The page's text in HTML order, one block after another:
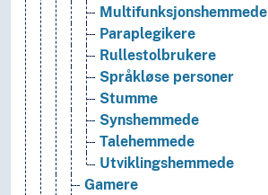
Multifunksjonshemmede
Paraplegikere
Rullestolbrukere
Språkløse personer
Stumme
Synshemmede
Talehemmede
Utviklingshemmede
Gamere